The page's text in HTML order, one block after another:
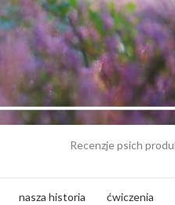
Recenzje psich
nasza historia ćwiczenia